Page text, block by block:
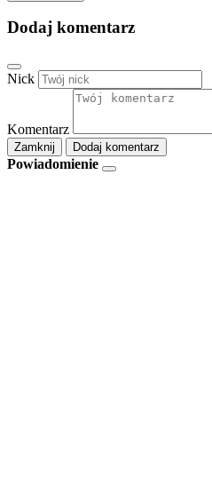
Dodaj komentarz
Nick
Komentarz
Zamknij Dodaj komentarz
Powiadomienie